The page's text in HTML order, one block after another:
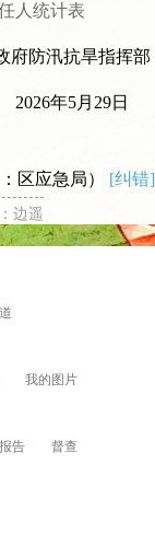
人统计表
防汛抗旱指挥部
年5月29日
区应急局） [纠错]
边遥
我的图片
告 督查